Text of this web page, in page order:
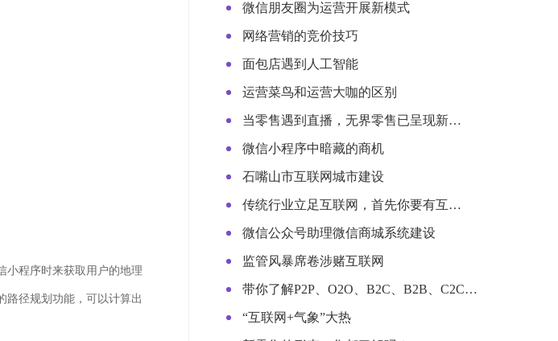
小程序时来获取用户的地理
路径规划功能，可以计算出
微信朋友圈为运营开展新模式
网络营销的竞价技巧
面包店遇到人工智能
运营菜鸟和运营大咖的区别
当零售遇到直播，无界零售已呈现新…
微信小程序中暗藏的商机
石嘴山市互联网城市建设
传统行业立足互联网，首先你要有互…
微信公众号助理微信商城系统建设
监管风暴席卷涉赌互联网
带你了解P2P、O2O、B2C、B2B、C2C…
“互联网+气象”大热